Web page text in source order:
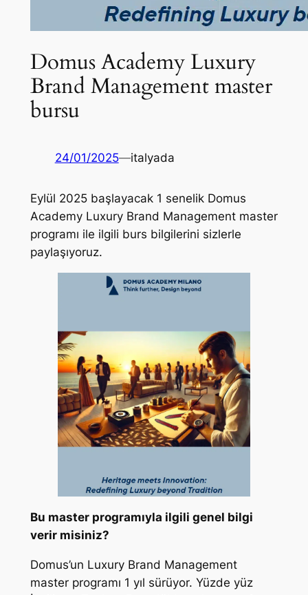
Domus Academy Luxury
Brand Management master
bursu
24/01/2025—italyada
Eylül 2025 başlayacak 1 senelik Domus
Academy Luxury Brand Management master
programı ile ilgili burs bilgilerini sizlerle
paylaşıyoruz.
Bu master programıyla ilgili genel bilgi
verir misiniz?
Domus’un Luxury Brand Management
master programı 1 yıl sürüyor. Yüzde yüz